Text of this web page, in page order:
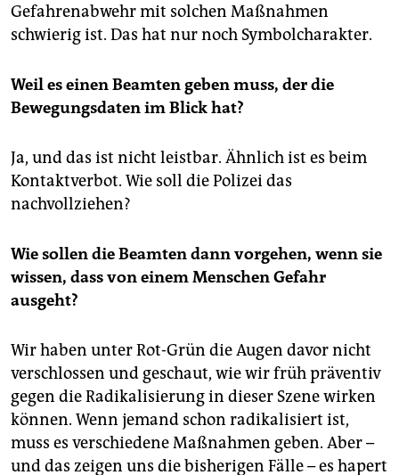
Gefahrenabwehr mit solchen Maßnahmen
schwierig ist. Das hat nur noch Symbolcharakter.
Weil es einen Beamten geben muss, der die
Bewegungsdaten im Blick hat?
Ja, und das ist nicht leistbar. Ähnlich ist es beim
Kontaktverbot. Wie soll die Polizei das
nachvollziehen?
Wie sollen die Beamten dann vorgehen, wenn sie
wissen, dass von einem Menschen Gefahr
ausgeht?
Wir haben unter Rot-Grün die Augen davor nicht
verschlossen und geschaut, wie wir früh präventiv
gegen die Radikalisierung in dieser Szene wirken
können. Wenn jemand schon radikalisiert ist,
muss es verschiedene Maßnahmen geben. Aber –
und das zeigen uns die bisherigen Fälle – es hapert